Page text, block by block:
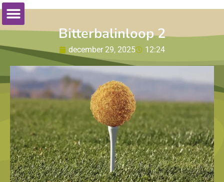
Bitterbalinloop 2
december 29, 2025 12:24